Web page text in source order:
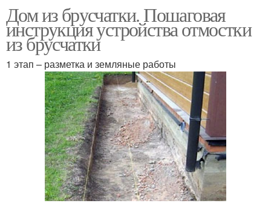
Дом из брусчатки. Пошаговая
инструкция устройства отмостки
из брусчатки
1 этап – разметка и земляные работы